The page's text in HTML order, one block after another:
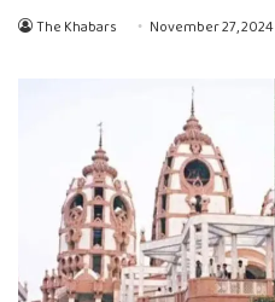
The Khabars November 27, 2024